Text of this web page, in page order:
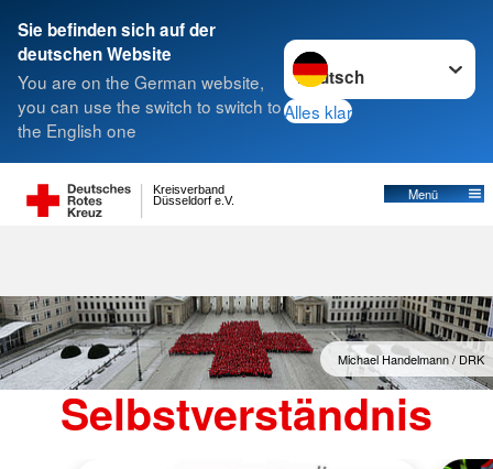
Sie befinden sich auf der
deutschen Website
You are on the German website,
you can use the switch to switch to
the English one
Sprache wechseln zu
Alles klar
Düsseldorf e.V.
Kreisverband Menü
Selbstverständnis
Michael Handelmann / DRK
Selbstverständnis